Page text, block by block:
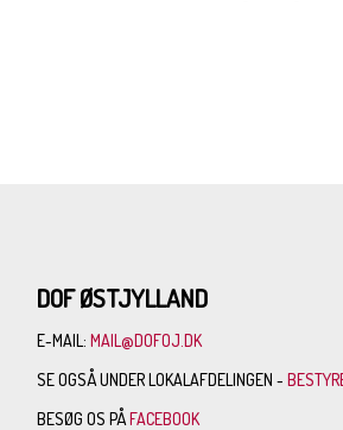
DOF ØSTJYLLAND
E-MAIL:MAIL@DOFOJ.DK
SE OGSÅ UNDER LOKALAFDELINGEN -
BESØG OS PÅFACEBOOK